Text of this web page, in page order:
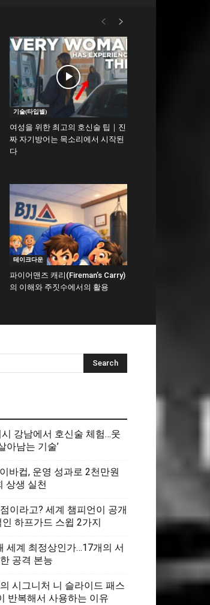
기술(타입별)
여성을 위한 최고의 호신술 팁｜진
짜 자기방어는 목소리에서 시작된
다
테이크다운
파이어맨즈 캐리(Fireman’s Carry)
의 이해와 주짓수에서의 활용
강남에서 호신술 체험…웃
아남는 기술’
바컵, 운영 성과로 2천만원
상생 실천
이라고? 세계 챔피언이 공개
하프가드 스윕 2가지
세계 최정상인가…17개의 서
공격 본능
시그니처 니 슬라이드 패스
반복해서 사용하는 이유